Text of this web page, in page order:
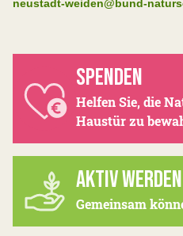
neustadt-weiden@bund-
SPENDEN
Helfen Sie, die
Haustür zu
AKTIV WERDEN
Gemeinsam